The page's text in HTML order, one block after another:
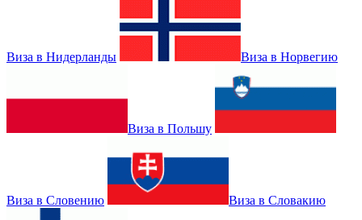
Виза в Нидерланды Виза в Норвегию
Виза в Польшу
Виза в Словению Виза в Словакию